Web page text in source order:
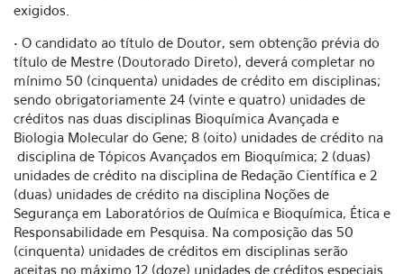
exigidos.
• O candidato ao título de Doutor, sem obtenção prévia do
título de Mestre (Doutorado Direto), deverá completar no
mínimo 50 (cinquenta) unidades de crédito em disciplinas;
sendo obrigatoriamente 24 (vinte e quatro) unidades de
créditos nas duas disciplinas Bioquímica Avançada e
Biologia Molecular do Gene; 8 (oito) unidades de crédito na
disciplina de Tópicos Avançados em Bioquímica; 2 (duas)
unidades de crédito na disciplina de Redação Científica e 2
(duas) unidades de crédito na disciplina Noções de
Segurança em Laboratórios de Química e Bioquímica, Ética e
Responsabilidade em Pesquisa. Na composição das 50
(cinquenta) unidades de créditos em disciplinas serão
aceitas no máximo 12 (doze) unidades de créditos especiais.